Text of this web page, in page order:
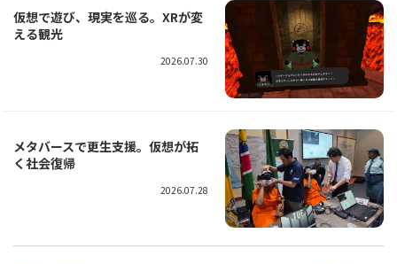
仮想で遊び、現実を巡る。XRが変
える観光
2026.07.30
メタバースで更生支援。仮想が拓
く社会復帰
2026.07.28